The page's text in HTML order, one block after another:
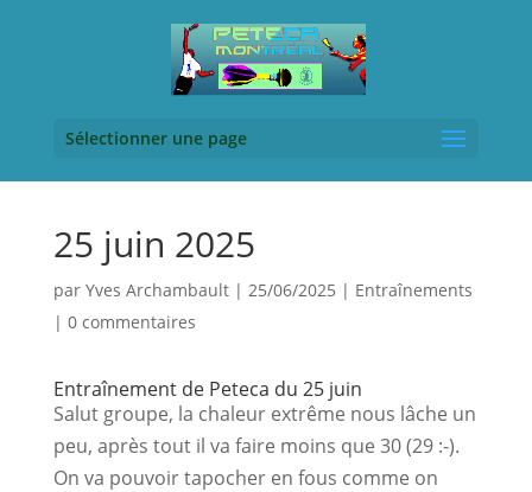
Sélectionner une page
25 juin 2025
par Yves Archambault| 25/06/2025 | Entraînements
| 0 commentaires
Entraînement de Peteca du 25 juin
Salut groupe, la chaleur extrême nous lâche un
peu, après tout il va faire moins que 30 (29 :-).
On va pouvoir tapocher en fous comme on